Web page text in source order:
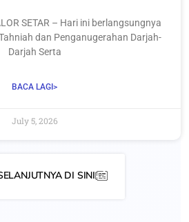
SETAR – Hari ini berlangsungnya
dan Penganugerahan Darjah-
Darjah Serta
BACA LAGI>
July 5, 2026
DI SINI